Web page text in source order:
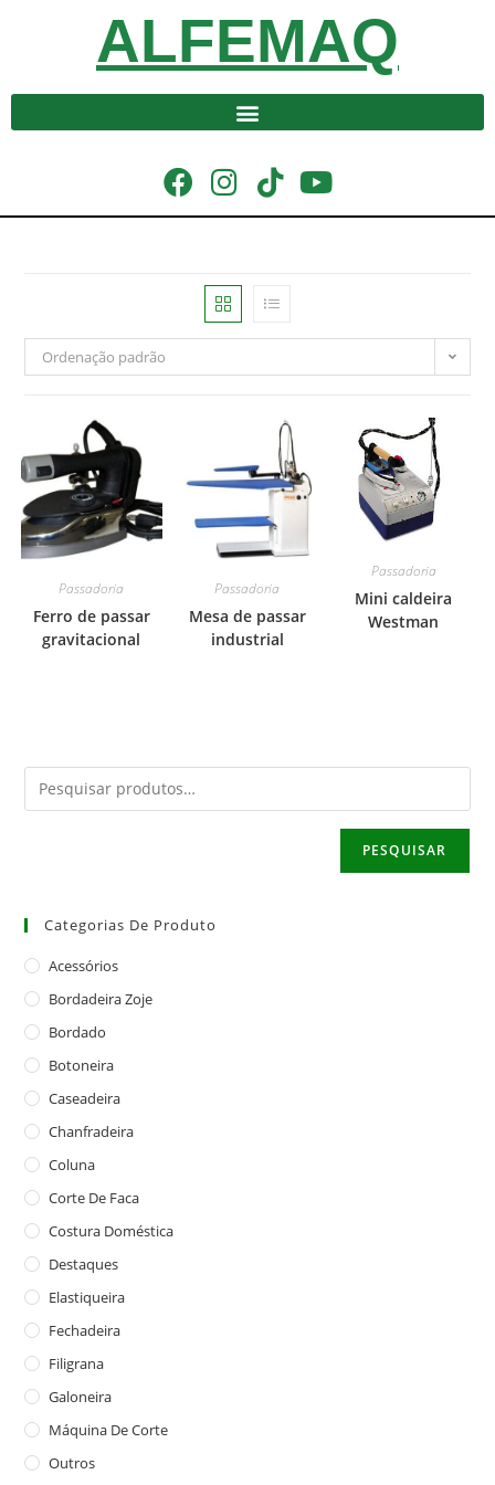
ALFEMAQ
Ordenação padrão
Passadoria
Ferro de passar
gravitacional
Passadoria
Mesa de passar
industrial
Passadoria
Mini caldeira
Westman
PESQUISAR
Categorias De Produto
Acessórios
Bordadeira Zoje
Bordado
Botoneira
Caseadeira
Chanfradeira
Coluna
Corte De Faca
Costura Doméstica
Destaques
Elastiqueira
Fechadeira
Filigrana
Galoneira
Máquina De Corte
Outros